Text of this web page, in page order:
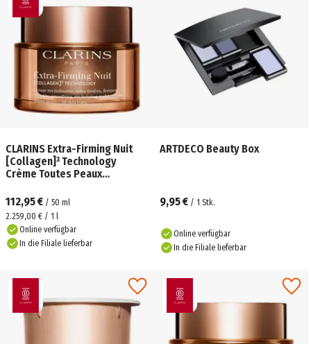
CLARINS Extra-Firming Nuit
[Collagen]³ Technology
Crème Toutes Peaux
112,95 € / 50 ml
2.259,00 € / 1 l
Online verfügbar
In die Filiale lieferbar
ARTDECO Beauty Box
9,95 € / 1 Stk.
Online verfügbar
In die Filiale lieferbar